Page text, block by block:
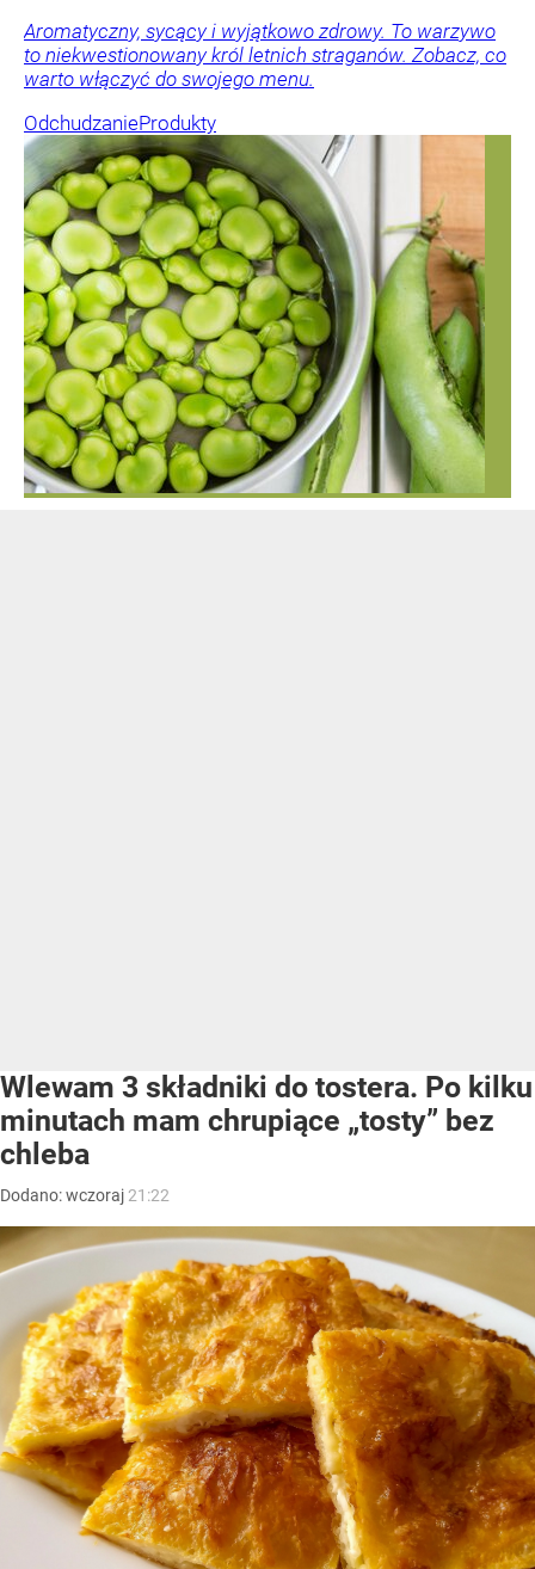
Aromatyczny, sycący i wyjątkowo zdrowy. To warzywo
to niekwestionowany król letnich straganów. Zobacz, co
warto włączyć do swojego menu.
OdchudzanieProdukty
Wlewam 3 składniki do tostera. Po kilku
minutach mam chrupiące „tosty” bez
chleba
Dodano:wczoraj 21:22